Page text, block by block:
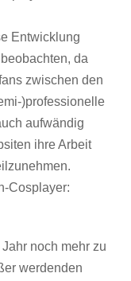
Entwicklung
da
zwischen den
)professionelle
aufwändig
ihre Arbeit
Cosplayer:
noch mehr zu
werdenden